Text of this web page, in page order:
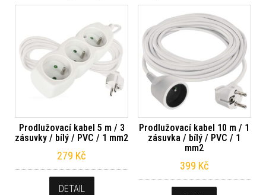
Prodlužovací kabel 5 m / 3
zásuvky / bílý / PVC / 1 mm2
279 Kč
DETAIL
Prodlužovací kabel 10 m / 1
zásuvka / bílý / PVC / 1
mm2
399 Kč